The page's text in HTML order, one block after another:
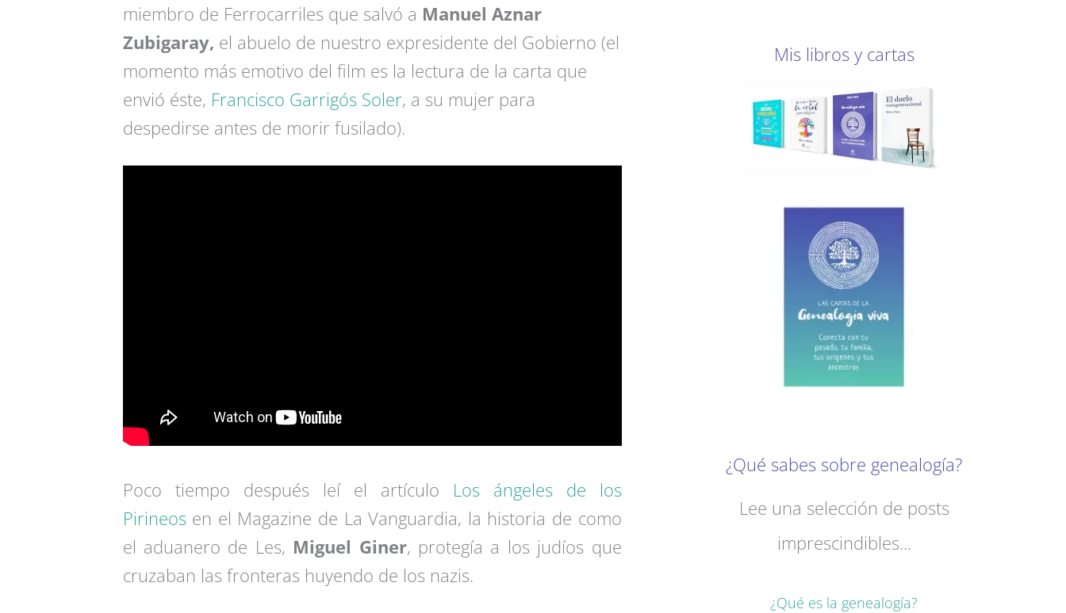
miembro de Ferrocarriles que salvó a Manuel Aznar
Zubigaray, el abuelo de nuestro expresidente del Gobierno (el
momento más emotivo del film es la lectura de la carta que
envió éste, Francisco Garrigós Soler, a su mujer para
despedirse antes de morir fusilado).
Poco tiempo después leí el artículo Los ángeles de los
Pirineosen el Magazine de La Vanguardia, la historia de como
el aduanero de Les, Miguel Giner, protegía a los judíos que
cruzaban las fronteras huyendo de los nazis.
Mis libros y cartas
¿Qué sabes sobre genealogía?
Lee una selección de posts
imprescindibles...
¿Qué es la genealogía?